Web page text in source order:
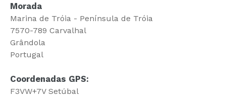
Morada
Marina de Tróia - Península de Tróia
7570-789 Carvalhal
Grândola
Portugal
Coordenadas GPS:
F3VW+7V Setúbal